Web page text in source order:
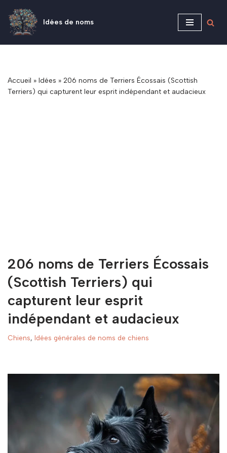
Aller
Idées de noms
Accueil » Idées » 206 noms de Terriers Écossais (Scottish
Terriers) qui capturent leur esprit indépendant et audacieux
206 noms de Terriers Écossais
(Scottish Terriers) qui
capturent leur esprit
indépendant et audacieux
Chiens, Idées générales de noms de chiens